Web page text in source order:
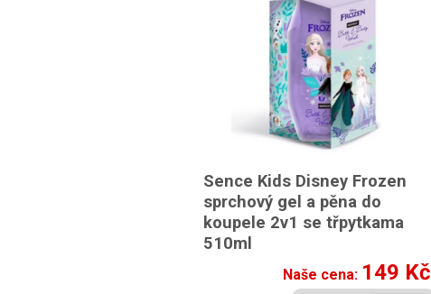
Sence Kids Disney Frozen
sprchový gel a pěna do
koupele 2v1 se třpytkama
510ml
Naše cena: 149 Kč